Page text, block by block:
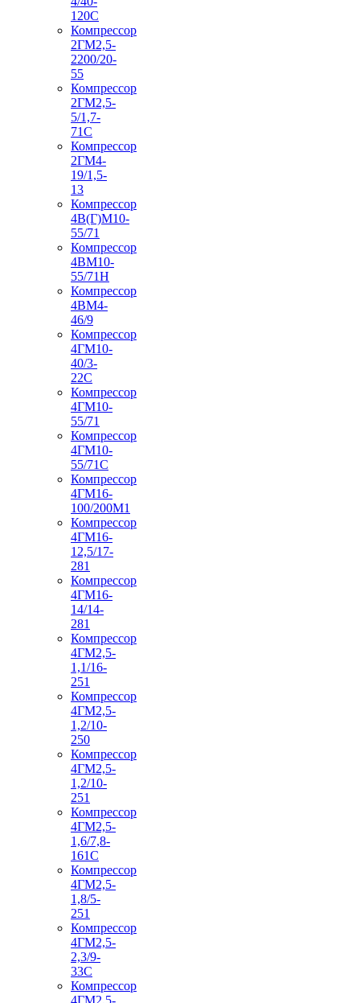
120С
Компрессор
2ГМ2,5-
2200/20-
55
Компрессор
2ГМ2,5-
5/1,7-
71С
Компрессор
2ГМ4-
19/1,5-
13
Компрессор
4В(Г)М10-
55/71
Компрессор
4ВМ10-
55/71Н
Компрессор
4ВМ4-
46/9
Компрессор
4ГМ10-
40/3-
22С
Компрессор
4ГМ10-
55/71
Компрессор
4ГМ10-
55/71С
Компрессор
4ГМ16-
100/200М1
Компрессор
4ГМ16-
12,5/17-
281
Компрессор
4ГМ16-
14/14-
281
Компрессор
4ГМ2,5-
1,1/16-
251
Компрессор
4ГМ2,5-
1,2/10-
250
Компрессор
4ГМ2,5-
1,2/10-
251
Компрессор
4ГМ2,5-
1,6/7,8-
161С
Компрессор
4ГМ2,5-
1,8/5-
251
Компрессор
4ГМ2,5-
2,3/9-
33С
Компрессор
4ГМ2,5-